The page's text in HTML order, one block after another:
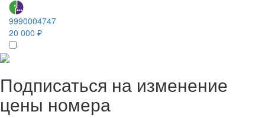
9990004747
20 000 ₽
Подписаться на изменение
цены номера